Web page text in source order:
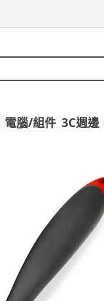
電腦/組件 3C週邊